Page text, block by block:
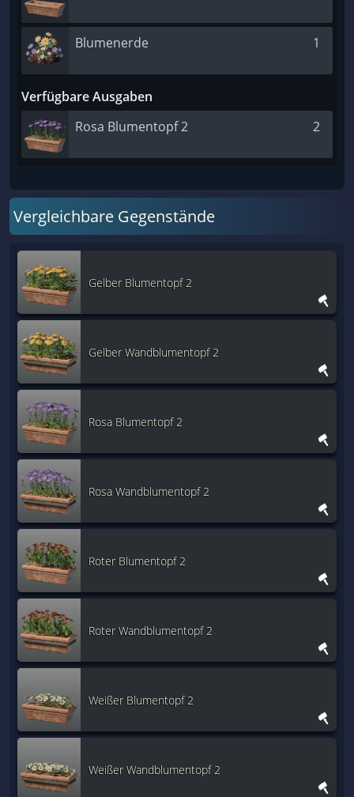
Blumenerde 1
Verfügbare Ausgaben
Rosa Blumentopf 2
2
Vergleichbare Gegenstände
Gelber Blumentopf 2
Gelber Wandblumentopf 2
Rosa Blumentopf 2
Rosa Wandblumentopf 2
Roter Blumentopf 2
Roter Wandblumentopf 2
Weißer Blumentopf 2
Weißer Wandblumentopf 2